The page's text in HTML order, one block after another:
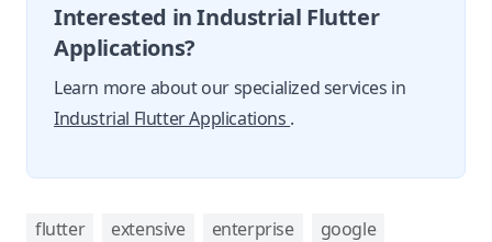
Interested in Industrial Flutter
Applications?
Learn more about our specialized services in
Industrial Flutter Applications .
flutter extensive enterprise google